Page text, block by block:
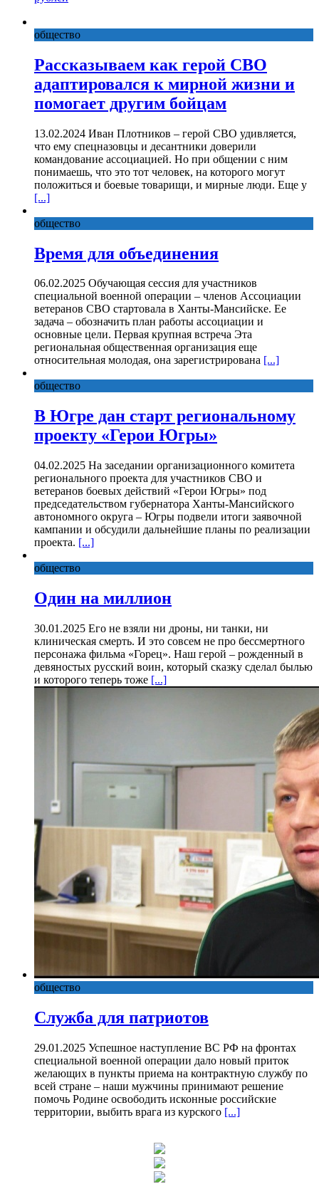
общество
Рассказываем как герой СВО
адаптировался к мирной жизни и
помогает другим бойцам
13.02.2024 Иван Плотников – герой СВО удивляется,
что ему спецназовцы и десантники доверили
командование ассоциацией. Но при общении с ним
понимаешь, что это тот человек, на которого могут
положиться и боевые товарищи, и мирные люди. Еще у
[...]
общество
Время для объединения
06.02.2025 Обучающая сессия для участников
специальной военной операции – членов Ассоциации
ветеранов СВО стартовала в Ханты-Мансийске. Ее
задача – обозначить план работы ассоциации и
основные цели. Первая крупная встреча Эта
региональная общественная организация еще
относительная молодая, она зарегистрирована [...]
общество
В Югре дан старт региональному
проекту «Герои Югры»
04.02.2025 На заседании организационного комитета
регионального проекта для участников СВО и
ветеранов боевых действий «Герои Югры» под
председательством губернатора Ханты-Мансийского
автономного округа – Югры подвели итоги заявочной
кампании и обсудили дальнейшие планы по реализации
проекта. [...]
общество
Один на миллион
30.01.2025 Его не взяли ни дроны, ни танки, ни
клиническая смерть. И это совсем не про бессмертного
персонажа фильма «Горец». Наш герой – рожденный в
девяностых русский воин, который сказку сделал былью
и которого теперь тоже [...]
общество
Служба для патриотов
29.01.2025 Успешное наступление ВС РФ на фронтах
специальной военной операции дало новый приток
желающих в пункты приема на контрактную службу по
всей стране – наши мужчины принимают решение
помочь Родине освободить исконные российские
территории, выбить врага из курского [...]